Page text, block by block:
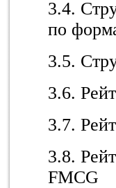
3.4.
по
3.5.
3.6.
3.7.
3.8.
FMCG